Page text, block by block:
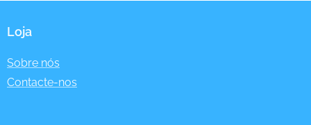
Loja
Sobre nós
Contacte-nos